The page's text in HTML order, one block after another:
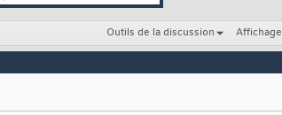
Outils de la discussion Affichage